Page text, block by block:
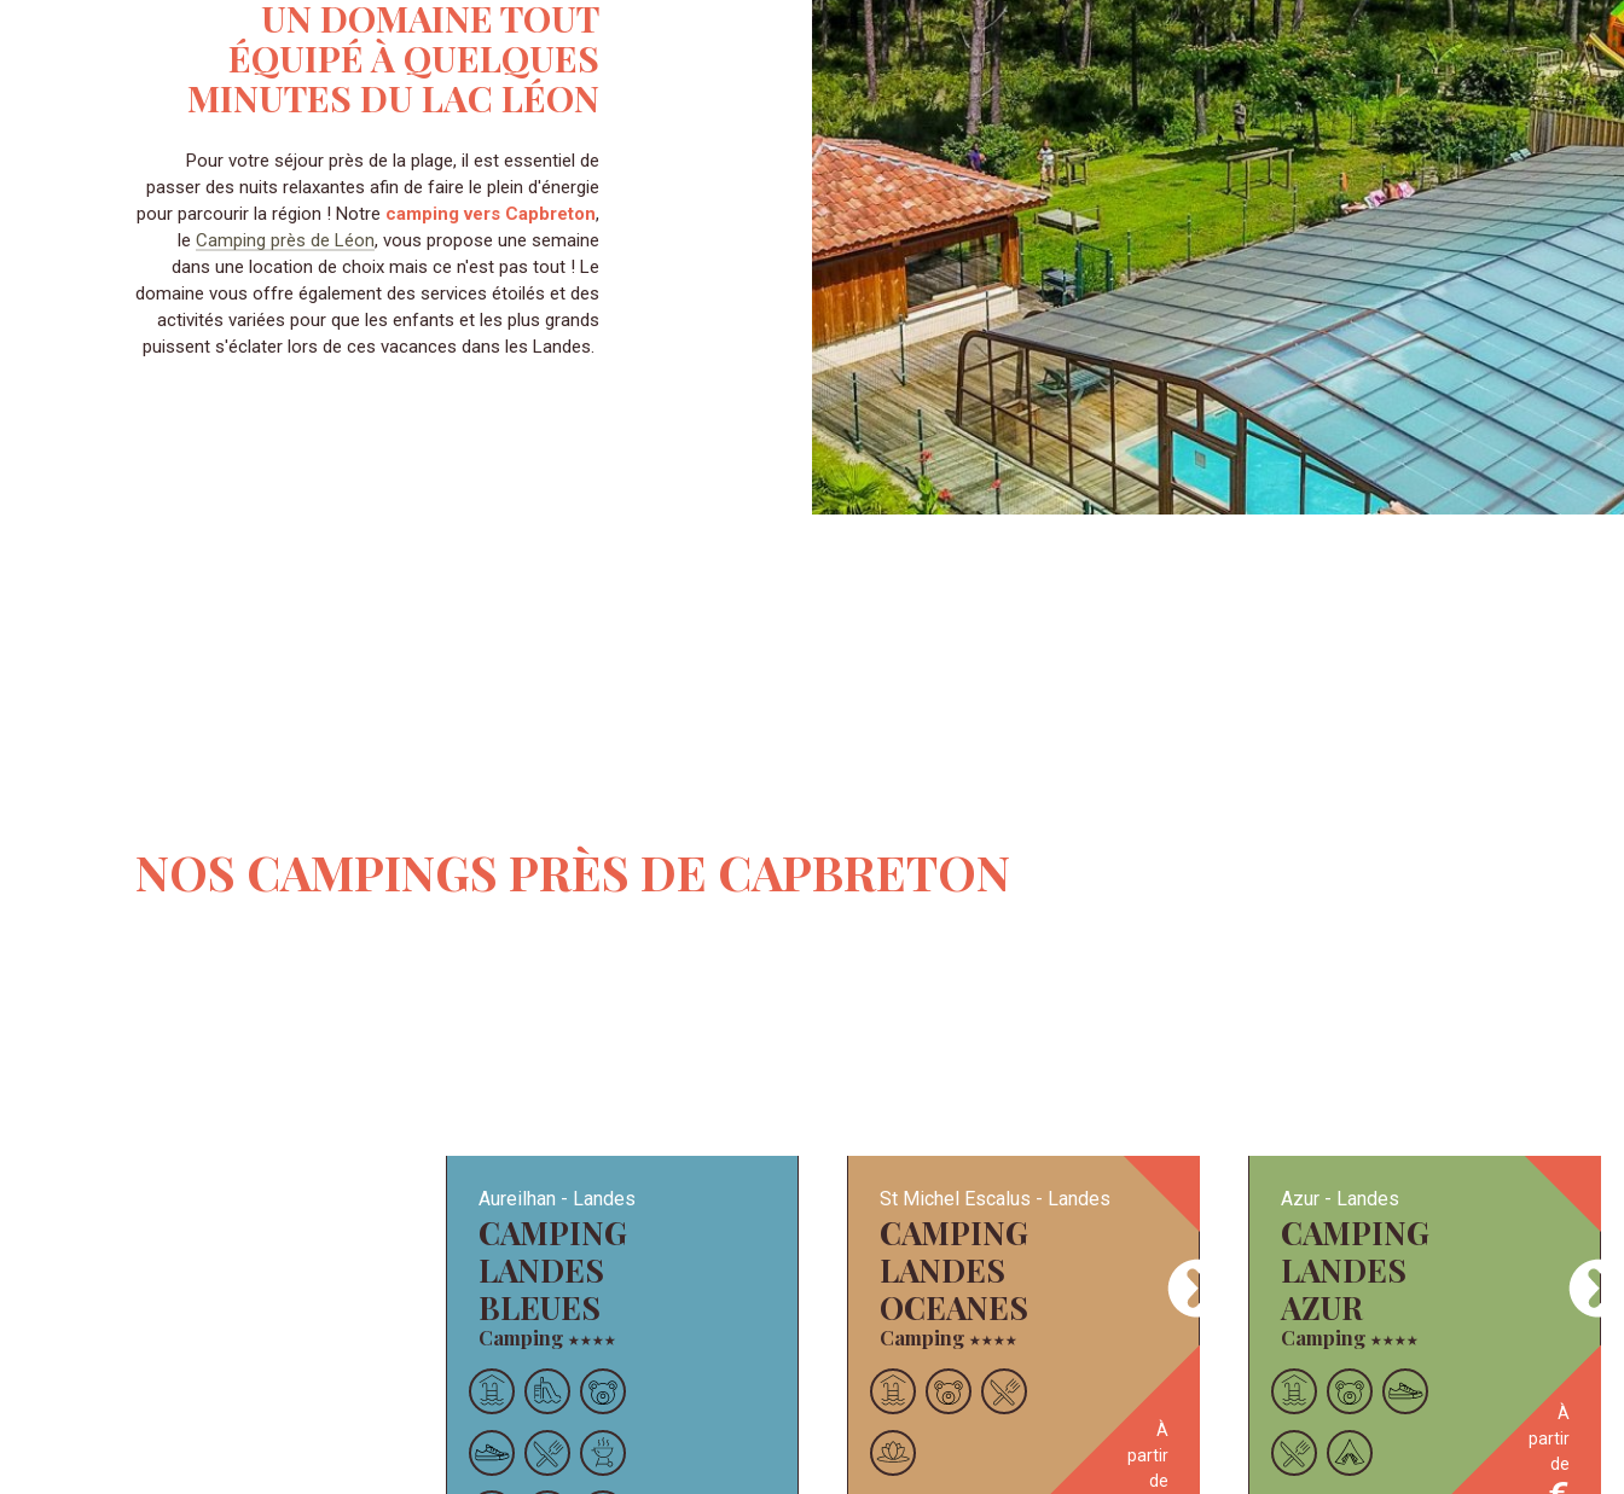
UN DOMAINE TOUT
ÉQUIPÉ À QUELQUES
MINUTES DU LAC LÉON
Pour votre séjour près de la plage, il est essentiel de
passer des nuits relaxantes afin de faire le plein d'énergie
pour parcourir la région ! Notre camping vers Capbreton,
le Camping près de Léon, vous propose une semaine
dans une location de choix mais ce n'est pas tout ! Le
domaine vous offre également des services étoilés et des
activités variées pour que les enfants et les plus grands
puissent s'éclater lors de ces vacances dans les Landes.
NOS CAMPINGS PRÈS DE CAPBRETON
Aureilhan Landes
CAMPING
LANDES
BLEUES
Camping ★★★★
St Michel Escalus Landes
CAMPING
LANDES
OCEANES
Camping ★★★★
à
partir
de
Azur Landes
CAMPING
LANDES
AZUR
Camping ★★★★
à
partir
de